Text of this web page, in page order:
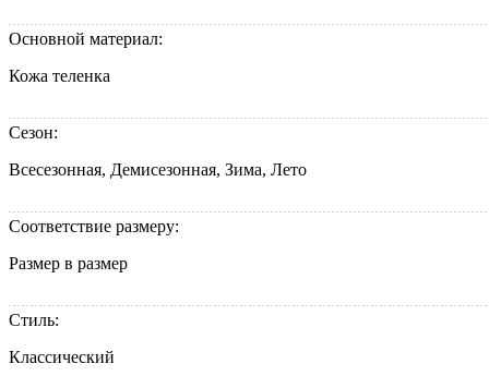
Основной материал:
Кожа теленка
Сезон:
Всесезонная, Демисезонная, Зима, Лето
Соответствие размеру:
Размер в размер
Стиль:
Классический